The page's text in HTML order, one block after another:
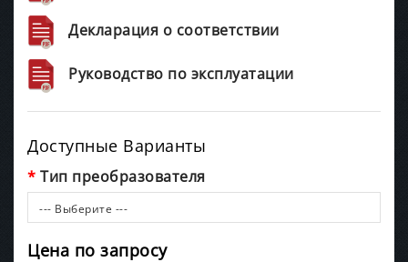
Декларация о соответствии
Руководство по эксплуатации
Доступные Варианты
Тип преобразователя
--- Выберите ---
Цена по запросу